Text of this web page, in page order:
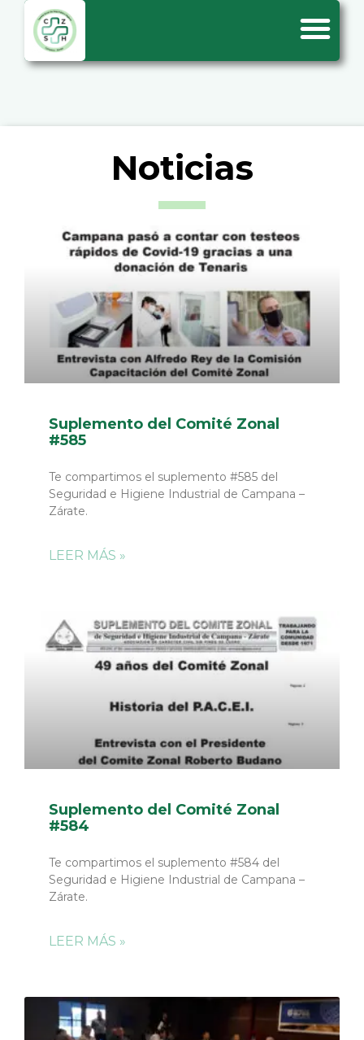
Noticias
Suplemento del Comité Zonal
#585
Te compartimos el suplemento #585 del
Seguridad e Higiene Industrial de Campana –
Zárate.
LEER MÁS »
Suplemento del Comité Zonal
#584
Te compartimos el suplemento #584 del
Seguridad e Higiene Industrial de Campana –
Zárate.
LEER MÁS »